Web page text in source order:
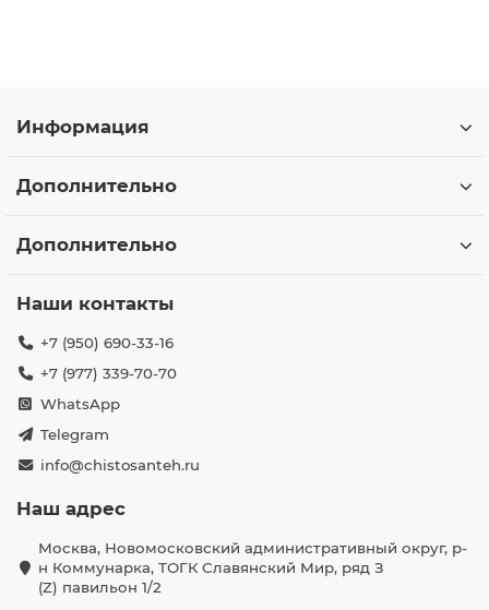
Информация
Дополнительно
Дополнительно
Наши контакты
+7 (950) 690-33-16
+7 (977) 339-70-70
WhatsApp
Telegram
info@chistosanteh.ru
Наш адрес
Москва, Новомосковский административный округ, р-
н Коммунарка, ТОГК Славянский Мир, ряд З
(Z) павильон 1/2